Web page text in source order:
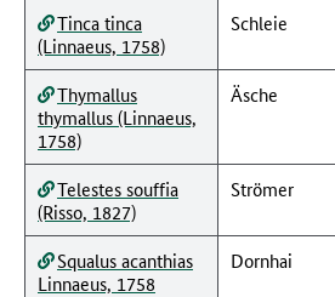
Tinca tinca
(Linnaeus, 1758)
Schleie
Thymallus
thymallus (Linnaeus,
1758)
Äsche
Telestes souffia
(Risso, 1827)
Strömer
Squalus acanthias
Linnaeus, 1758
Dornhai